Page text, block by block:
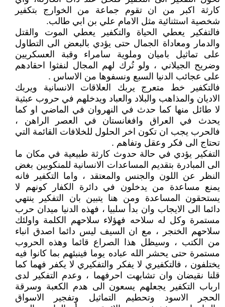
كارثة اكبر من ان تقوم جماعة من الخوارج بتكفير
شخصية استثنائية مثل الامام علي بن ابي طالب.
فالتفكير يعطي الحياة والتكفير يعطي الموت والقتل
والدمار ومعاداة الجمال حتى يؤدي بالبعض الى التطاول
على تماثيل باميان وملوية سامراء وقبة العسكريين
وضريح الجيلاني ، ولو تُرك لهم المجال لنفثوا احقادهم
على عجائب الدنيا السبع ونسفوها من الاساس .
فالتكفير خط متعرج يربك العلاقات الانسانية ويربك
الاديان والمذاهب والبلاد والعباد ويدخلهم في حروب عبثية
لا طائل منها كما حدث في النهروان في الماضي او كما
يحدث في العراق وافغانستان في العصر الراهن ،
فالحرب يجب ان تكون اخر الحلول للخلافات القائمة التي
تحتاج الى فكر وعقل وتفاهم .
التفكير يؤدي في حالة حدوث كارثة طبيعية في مكان ما
الى المبادرة بتقديم المساعدات الانسانية للمنكوبين بغض
النظر عن اللون والجنس والمعتقد ، واما التكفير فانه
يمنع مساعدة من يدخلون في دائرة الكفار كونهم لا
يستحقون المساعدة ومن هنا يتبين بان التفكير ينتهي
دائما الى الايجاب وان بدأ سلبيا ، فهذه الدنيا ميدان حرب
مستمرة وكل له سلاحه فهؤلاء سلاحهم الكلمة واولئك
سلاحهم الخنجر ، مع ان السيف ليس دائما اصدق انباء
من الكتب ، وسيظل هذا الصراع قائما وهذه الحروب
مستمرة حتى يحشر الله عباده يوما فينبئهم بما كانوا فيه
يختلفون ، فالتكفيري لا يفكر والتفكيري لا يكفر فهما كما
قلنا نقيضان وان تشابهت احرفهما ، وعدم التفكير لدى
ارباب التكفير يجعلهم يسعون الى هدم الكعبة وسرقة
الحجر الاسود وتحطيم التماثيل وتفجير الاسواق